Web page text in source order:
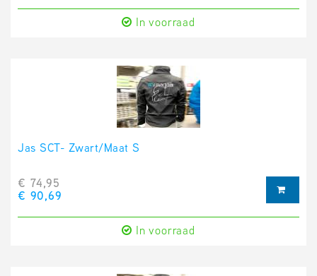
In voorraad
Jas SCT- Zwart/Maat S
€ 74,95
€ 90,69
In voorraad